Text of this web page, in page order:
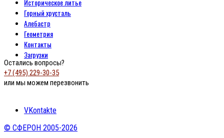
Историческое литье
Горный хрусталь
Алебастр
Геометрия
Контакты
Загрузки
Остались вопросы?
+7 (495) 229-30-35
или мы можем перезвонить
VKontakte
© СФЕРОН 2005-2026